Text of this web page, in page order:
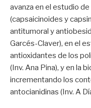
avanza en el estudio
(capsaicinoides y
antitumoral y
Garcés-Claver), en el
antioxidantes de los
(Inv. Ana Pina), y en la
incrementando los
antocianidinas (Inv. A